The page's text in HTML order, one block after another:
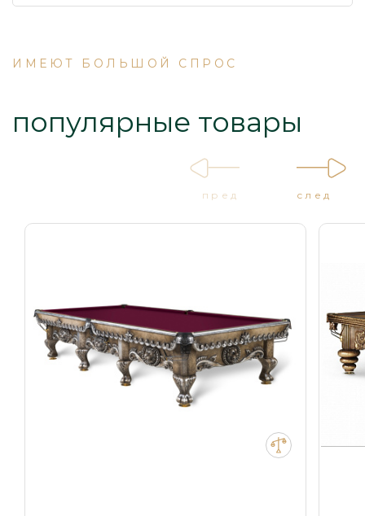
ИМЕЮТ БОЛЬШОЙ СПРОС
популярные товары
пред след